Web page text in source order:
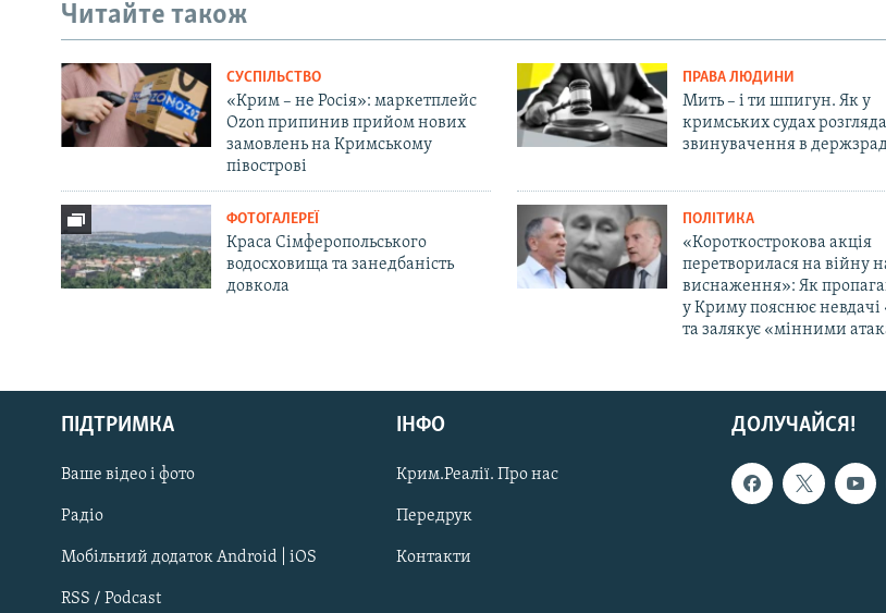
Русский
Qırımtatar
ДОЛУЧАЙСЯ!
Читайте також
СУСПІЛЬСТВО
«Крим – не Росія»: маркетплейс
Ozon припинив прийом нових
замовлень на Кримському
півострові
ПРАВА ЛЮДИНИ
Мить – і ти шпигун. Як у
кримських судах
звинувачення в
ФОТОГАЛЕРЕЇ
Краса Сімферопольського
водосховища та занедбаність
довкола
ПОЛІТИКА
«Короткострокова акція
перетворилася на війну
виснаження»: Як
у Криму пояснює
та залякує «мінними
ДОЛУЧАЙСЯ!
ПІДТРИМКА
Ваше відео і фото
Радіо
Мобільний додаток Android | iOS
RSS / Podcast
ІНФО
Крим.Реалії. Про нас
Передрук
Контакти